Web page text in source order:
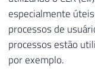
especialmente
processos de
processos estão
por exemplo.